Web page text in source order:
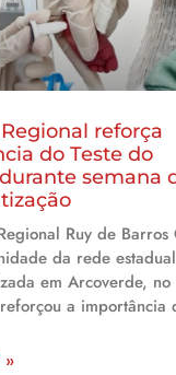
reforça
do Teste do
semana
Ruy de Barros
da rede
em Arcoverde, no
a importância